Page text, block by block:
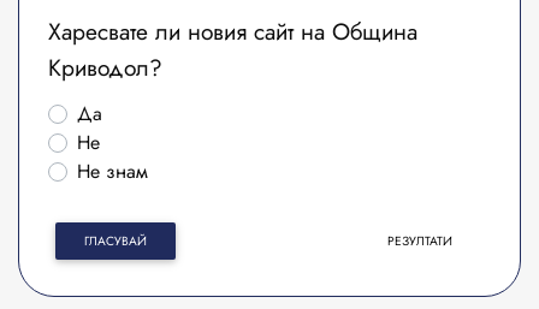
Харесвате ли новия сайт на Община
Криводол?
Да
Не
Не знам
ГЛАСУВАЙ РЕЗУЛТАТИ